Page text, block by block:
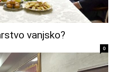
vanjsko?
0